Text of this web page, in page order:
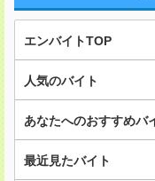
エンバイトTOP
人気のバイト
あなたへのおすすめバ
最近見たバイト